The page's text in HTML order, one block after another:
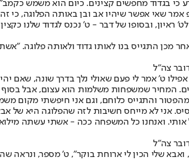
אמר שאי אפשר שיהיו אב ובן באותה הפלוגה,
ראיון, ובסופו של דבר - ט' נכנס לגדוד שלנו
לצבא בנוב' 83, וכאמור 30 שנה לאחר מכן התגייס בנו
צה"ל
אפילו ט' אמר לי פעם שאולי נלך בדרך שונה,
המחיר שמשפחות משלמות הוא עצום, אבל בסוף
והתגייס כלוחם, וגם אני חיפשתי מקום
אני לא מייחס חשיבות לזה שהפלוגה היא של
ואנחנו כל המשפחה ככה - אשתי עשתה
צה"ל
שלי הכין לי ארוחת בוקר", ט' מספר, ונראה